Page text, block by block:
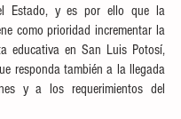
Estado, y es por ello que la
como prioridad incrementar la
educativa en San Luis Potosí,
responda también a la llegada
y a los requerimientos del